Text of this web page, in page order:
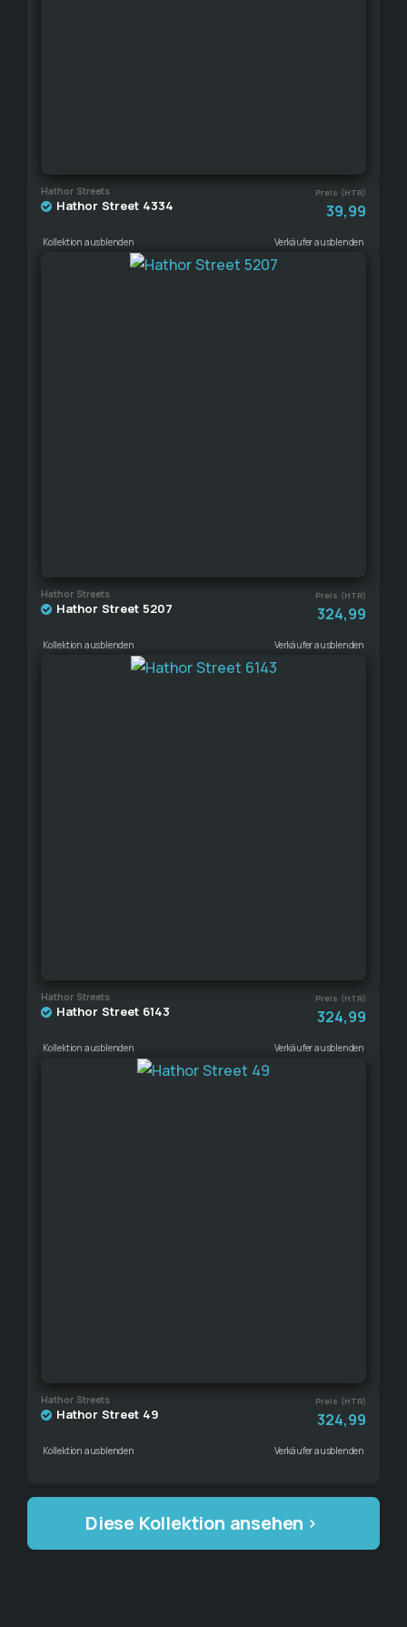
Hathor Streets Preis (HTR)
Hathor Street 4334 39,99
Kollektion ausblenden Verkäufer ausblenden
Hathor Streets Preis (HTR)
Hathor Street 5207 324,99
Kollektion ausblenden Verkäufer ausblenden
Hathor Streets Preis (HTR)
Hathor Street 6143 324,99
Kollektion ausblenden Verkäufer ausblenden
Hathor Streets Preis (HTR)
Hathor Street 49 324,99
Kollektion ausblenden Verkäufer ausblenden
Diese Kollektion ansehen